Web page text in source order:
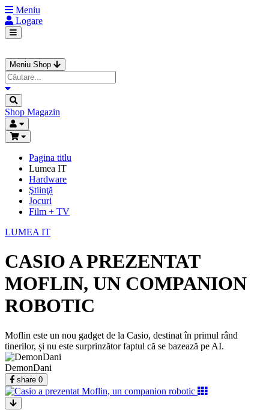
Meniu
Logare
Meniu Shop
Shop Magazin
Pagina titlu
Lumea IT
Hardware
Ştiinţă
Jocuri
Film + TV
LUMEA IT
CASIO A PREZENTAT
MOFLIN, UN COMPANION
ROBOTIC
Moflin este un nou gadget de la Casio, destinat în primul rând
tinerilor, și nu este surprinzător faptul că se bazează pe AI.
DemonDani
share 0